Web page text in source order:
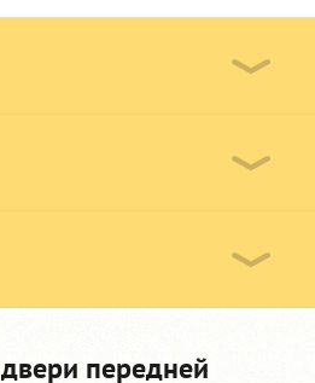
передней